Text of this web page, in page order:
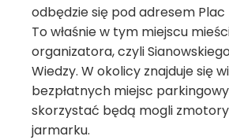
odbędzie się pod adresem Plac
To właśnie w tym miejscu
organizatora, czyli
Wiedzy. W okolicy znajduje się
bezpłatnych miejsc
skorzystać będą mogli
jarmarku.